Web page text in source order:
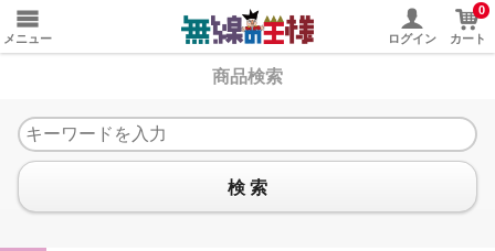
メニュー ログイン
0
カート
商品検索
検 索